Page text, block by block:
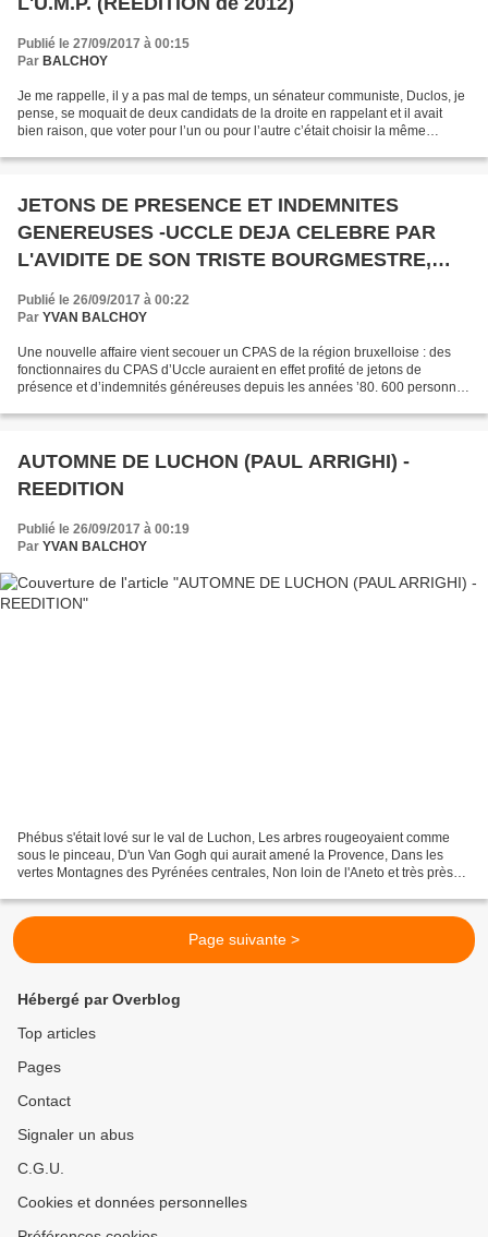
Publié le 27/09/2017 à 00:15
Par BALCHOY
Je me rappelle, il y a pas mal de temps, un sénateur communiste, Duclos, je
pense, se moquait de deux candidats de la droite en rappelant et il avait
bien raison, que voter pour l’un ou pour l’autre c’était choisir la même
JETONS DE PRESENCE ET INDEMNITES
GENEREUSES -UCCLE DEJA CELEBRE PAR
L'AVIDITE DE SON TRISTE BOURGMESTRE,
CPAS
Publié le 26/09/2017 à 00:22
Par YVAN BALCHOY
Une nouvelle affaire vient secouer un CPAS de la région bruxelloise : des
fonctionnaires du CPAS d’Uccle auraient en effet profité de jetons de
présence et d’indemnités généreuses depuis les années ’80. 600 personnes
AUTOMNE DE LUCHON (PAUL ARRIGHI) -
REEDITION
Publié le 26/09/2017 à 00:19
Par YVAN BALCHOY
Phébus s'était lové sur le val de Luchon, Les arbres rougeoyaient comme
sous le pinceau, D'un Van Gogh qui aurait amené la Provence, Dans les
vertes Montagnes des Pyrénées centrales, Non loin de l'Aneto et très près
Page suivante >
Hébergé par Overblog
Top articles
Pages
Contact
Signaler un abus
C.G.U.
Cookies et données personnelles